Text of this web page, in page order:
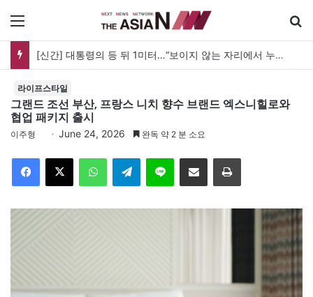
메뉴
[신간] 대통령의 등 뒤 1미터…“보이지 않는 자리에서 누구를 지킨다는 것”
라이프스타일
그랜드 조선 부산, 프랑스 니치 향수 브랜드 엑스니힐로와
협업 패키지 출시
이주형 June 24, 2026 완독 약 2 분 소요
Facebook
X WhatsAppTelegramLine 이메일 인쇄